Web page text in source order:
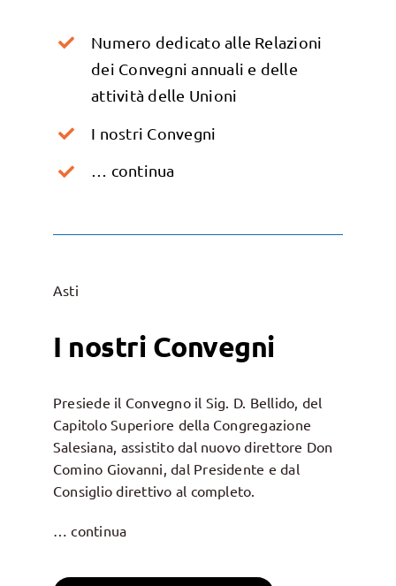
Numero dedicato alle Relazioni
dei Convegni annuali e delle
attività delle Unioni
I nostri Convegni
… continua
Asti
I nostri Convegni
Presiede il Convegno il Sig. D. Bellido, del
Capitolo Superiore della Congregazione
Salesiana, assistito dal nuovo direttore Don
Comino Giovanni, dal Presidente e dal
Consiglio direttivo al completo.
… continua